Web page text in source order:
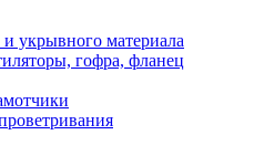
укрывного материала
гофра, фланец